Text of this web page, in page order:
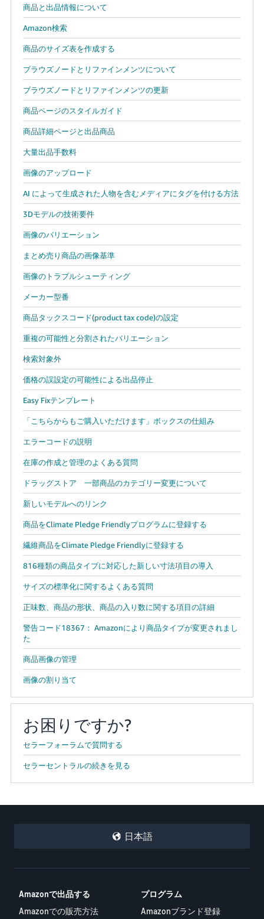
商品と出品情報について
Amazon検索
商品のサイズ表を作成する
ブラウズノードとリファインメンツについて
ブラウズノードとリファインメンツの更新
商品ページのスタイルガイド
商品詳細ページと出品商品
大量出品手数料
画像のアップロード
AI によって生成された人物を含むメディアにタグを付ける方法
3Dモデルの技術要件
画像のバリエーション
まとめ売り商品の画像基準
画像のトラブルシューティング
メーカー型番
商品タックスコード(product tax code)の設定
重複の可能性と分割されたバリエーション
検索対象外
価格の誤設定の可能性による出品停止
Easy Fixテンプレート
「こちらからもご購入いただけます」ボックスの仕組み
エラーコードの説明
在庫の作成と管理のよくある質問
ドラッグストア 一部商品のカテゴリー変更について
新しいモデルへのリンク
商品をClimate Pledge Friendlyプログラムに登録する
繊維商品をClimate Pledge Friendlyに登録する
816種類の商品タイプに対応した新しい寸法項目の導入
サイズの標準化に関するよくある質問
正味数、商品の形状、商品の入り数に関する項目の詳細
警告コード18367： Amazonにより商品タイプが変更されまし
た
商品画像の管理
画像の割り当て
お困りですか?
セラーフォーラムで質問する
セラーセントラルの続きを見る
日本語
Amazonで出品する
Amazonでの販売方法
プログラム
Amazonブランド登録